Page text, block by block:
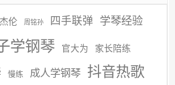
伦 周铭孙 四手联弹 学琴经验
学钢琴 官大为 家长陪练
慢练 成人学钢琴 抖音热歌